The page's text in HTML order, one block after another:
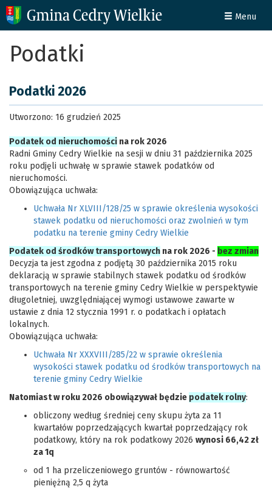
Menu
Podatki
Podatki 2026
Utworzono: 16 grudzień 2025
Podatek od nieruchomości na rok 2026
Radni Gminy Cedry Wielkie na sesji w dniu 31 października 2025
roku podjęli uchwałę w sprawie stawek podatków od
nieruchomości.
Obowiązująca uchwała:
Uchwała Nr XLVIII/128/25 w sprawie określenia wysokości
stawek podatku od nieruchomości oraz zwolnień w tym
podatku na terenie gminy Cedry Wielkie
Podatek od środków transportowych na rok 2026 - bez zmian
Decyzja ta jest zgodna z podjętą 30 października 2015 roku
deklaracją w sprawie stabilnych stawek podatku od środków
transportowych na terenie gminy Cedry Wielkie w perspektywie
długoletniej, uwzględniającej wymogi ustawowe zawarte w
ustawie z dnia 12 stycznia 1991 r. o podatkach i opłatach
lokalnych.
Obowiązująca uchwała:
Uchwała Nr XXXVIII/285/22 w sprawie określenia
wysokości stawek podatku od środków transportowych na
terenie gminy Cedry Wielkie
Natomiast w roku 2026 obowiązywał będzie podatek rolny:
obliczony według średniej ceny skupu żyta za 11
kwartałów poprzedzających kwartał poprzedzający rok
podatkowy, który na rok podatkowy 2026 wynosi 66,42 zł
za 1q
od 1 ha przeliczeniowego gruntów - równowartość
pieniężną 2,5 q żyta